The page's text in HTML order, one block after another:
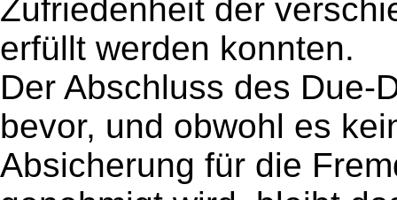
Zufriedenheit der
erfüllt werden konnten.
Der Abschluss des Due-
bevor, und obwohl es
Absicherung für die